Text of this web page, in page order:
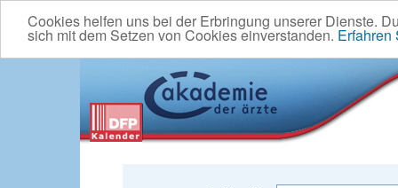
Cookies helfen uns bei der Erbringung unserer Dienste.
sich mit dem Setzen von Cookies einverstanden. Erfahren